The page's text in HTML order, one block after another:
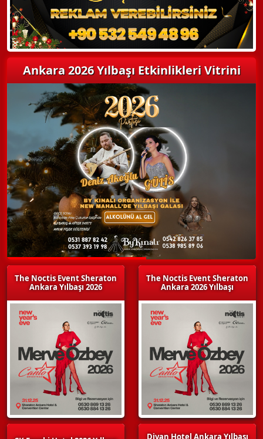
Ankara 2026 Yılbaşı Etkinlikleri Vitrini
The Noctis Event Sheraton
Ankara Yılbaşı 2026
The Noctis Event Sheraton
Ankara 2026 Yılbaşı
Divan Hotel Ankara Yılbaşı